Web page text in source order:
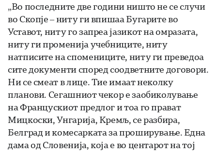
„Во последните две години ништо не се случи
во Скопје – ниту ги впишаа Бугарите во
Уставот, ниту го запреа јазикот на омразата,
ниту ги променија учебниците, ниту
натписите на спомениците, ниту ги преведоа
сите документи според соодветните договори.
Ни се смеат в лице. Тие имаат неколку
планови. Сегашниот чекор е заобиколување
на Францускиот предлог и тоа го прават
Мицкоски, Унгарија, Кремљ, се разбира,
Белград и комесарката за проширување. Една
дама од Словенија, која е во центарот на тој